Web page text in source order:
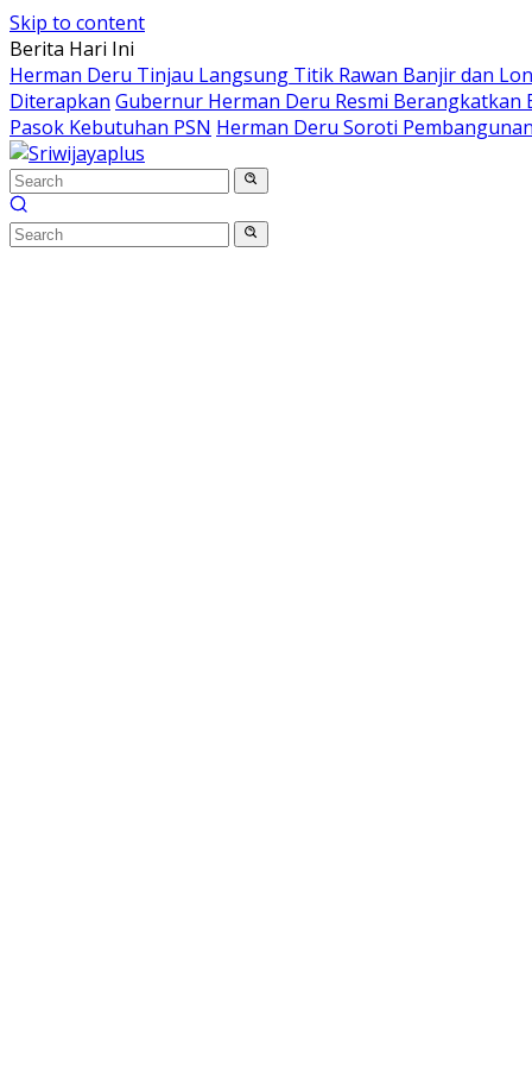
Skip to content
Berita Hari Ini
Herman Deru Tinjau Langsung Titik Rawan Banjir dan
Diterapkan Gubernur Herman Deru Resmi Berangkatkan
Pasok Kebutuhan PSN Herman Deru Soroti